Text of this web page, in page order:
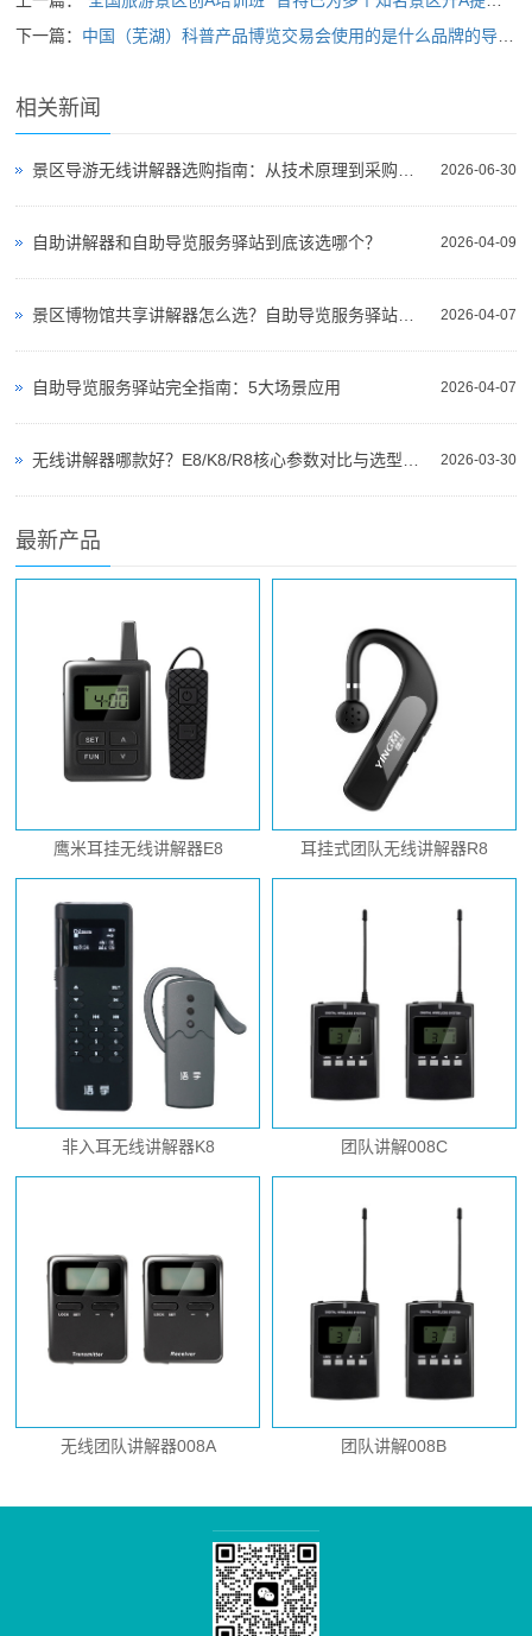
下一篇： 中国（芜湖）科普产品博览交易会使用的是什么品牌的导览机？
相关新闻
2026-06-30
景区导游无线讲解器选购指南：从技术原理到采购决策
2026-04-09
自助讲解器和自助导览服务驿站到底该选哪个？
2026-04-07
景区博物馆共享讲解器怎么选？自助导览服务驿站部署全攻略（2026版）
2026-04-07
自助导览服务驿站完全指南：5大场景应用
2026-03-30
无线讲解器哪款好？E8/K8/R8核心参数对比与选型指南
最新产品
鹰米耳挂无线讲解器E8 耳挂式团队无线讲解器R8
非入耳无线讲解器K8 团队讲解008C
无线团队讲解器008A 团队讲解008B